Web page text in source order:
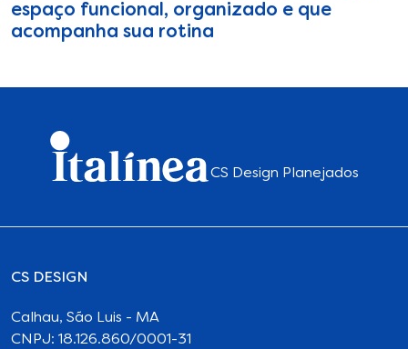
espaço funcional, organizado e que
acompanha sua rotina
CS Design Planejados
CS DESIGN
Calhau, São Luis - MA
CNPJ: 18.126.860/0001-31